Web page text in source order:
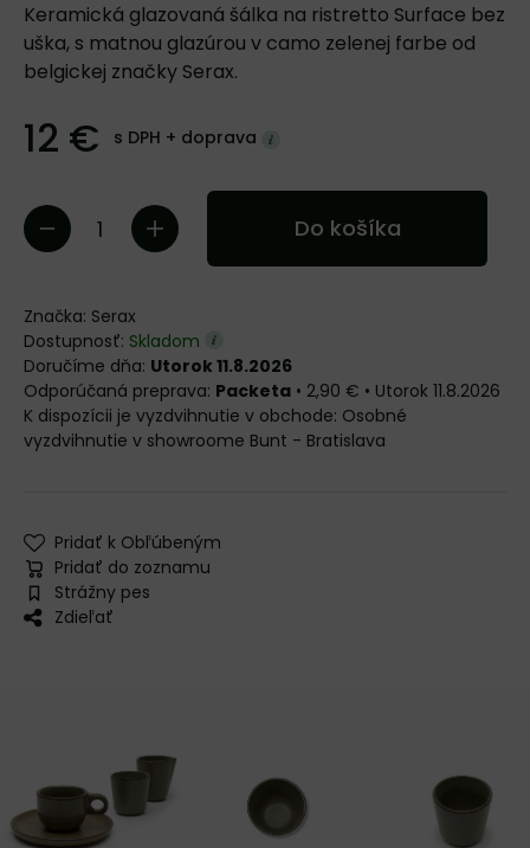
Keramická glazovaná šálka na ristretto Surface bez
uška, s matnou glazúrou v camo zelenej farbe od
belgickej značky Serax.
12 € s DPH + doprava
Do košíka
Značka: Serax
Dostupnosť: Skladom
Doručíme dňa: Utorok 11.8.2026
Packeta • 2,90 € • Utorok 11.8.2026
Osobné
vyzdvihnutie v showroome Bunt - Bratislava
Pridať k Obľúbeným
Pridať do zoznamu
Strážny pes
Zdieľať